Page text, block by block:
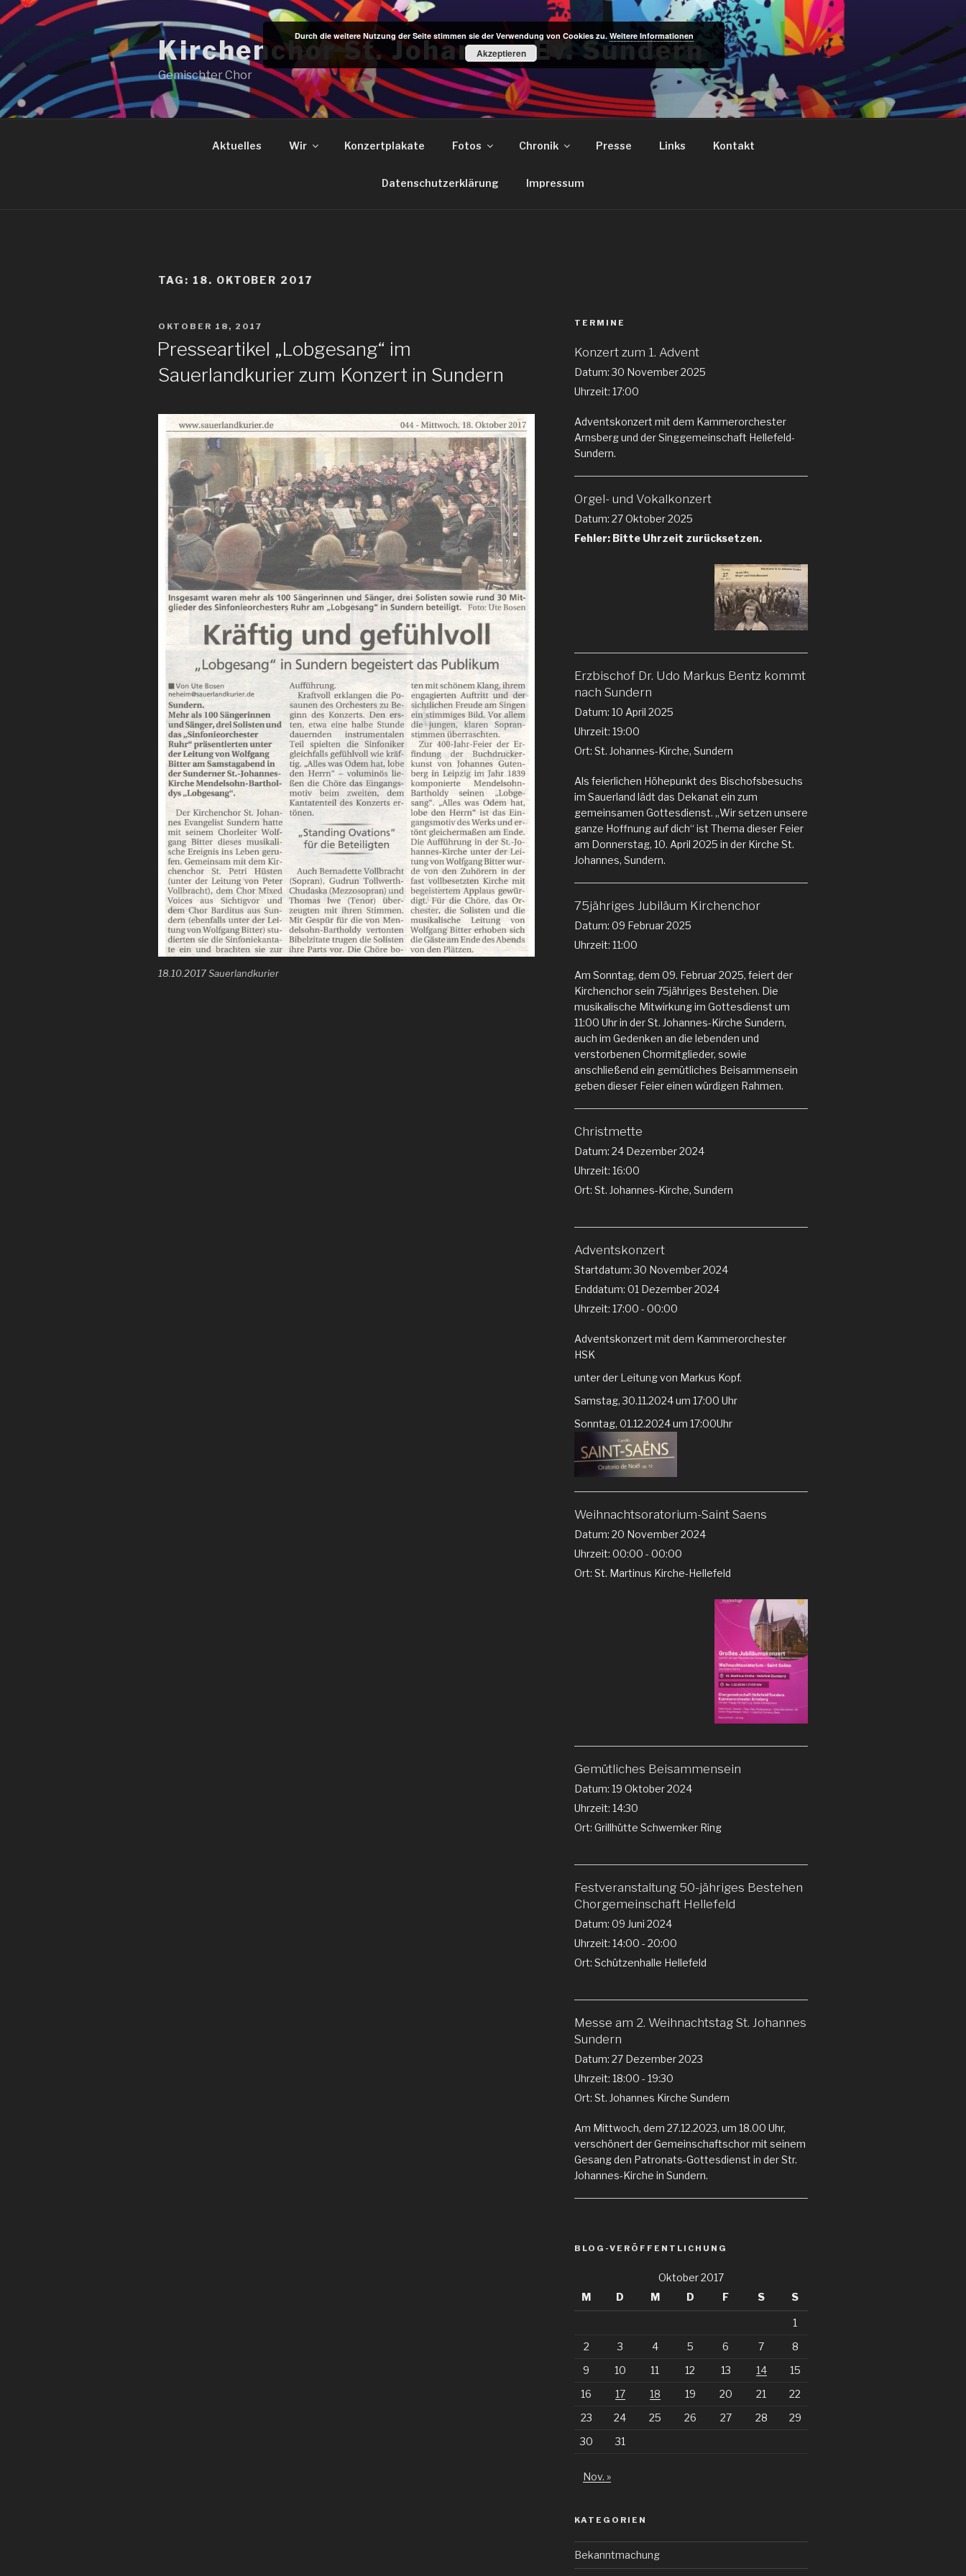
Zum
Inhalt
Kirchenchor St. Johannes Ev. Sundern
Gemischter Chor
Aktuelles Wir Konzertplakate Fotos Chronik Presse Links Kontakt
Datenschutzerklärung Impressum
TAG: 18. OKTOBER 2017
VERÖFFENTLICHT
AM
OKTOBER 18, 2017
Presseartikel „Lobgesang“ im
Sauerlandkurier zum Konzert in Sundern
18.10.2017 Sauerlandkurier
TERMINE
Konzert zum 1. Advent
Datum:30 November 2025
Uhrzeit: 17:00
Adventskonzert mit dem Kammerorchester
Arnsberg und der Singgemeinschaft Hellefeld-
Sundern.
Orgel- und Vokalkonzert
Datum: 27 Oktober 2025
Fehler: Bitte Uhrzeit zurücksetzen.
Erzbischof Dr. Udo Markus Bentz kommt
nach Sundern
Datum: 10 April 2025
Uhrzeit: 19:00
Ort: St. Johannes-Kirche, Sundern
Als feierlichen Höhepunkt des Bischofsbesuchs
im Sauerland lädt das Dekanat ein zum
gemeinsamen Gottesdienst. „Wir setzen unsere
ganze Hoffnung auf dich“ ist Thema dieser Feier
am Donnerstag, 10. April 2025 in der Kirche St.
Johannes, Sundern.
75jähriges Jubiläum Kirchenchor
Datum: 09 Februar 2025
Uhrzeit: 11:00
Am Sonntag, dem 09. Februar 2025, feiert der
Kirchenchor sein 75jähriges Bestehen. Die
musikalische Mitwirkung im Gottesdienst um
11:00 Uhr in der St. Johannes-Kirche Sundern,
auch im Gedenken an die lebenden und
verstorbenen Chormitglieder, sowie
anschließend ein gemütliches Beisammensein
geben dieser Feier einen würdigen Rahmen.
Christmette
Datum: 24 Dezember 2024
Uhrzeit: 16:00
Ort: St. Johannes-Kirche, Sundern
Adventskonzert
Startdatum:30 November 2024
Enddatum: 01 Dezember 2024
Uhrzeit: 17:00 - 00:00
Adventskonzert mit dem Kammerorchester
HSK
unter der Leitung von Markus Kopf.
Samstag, 30.11.2024 um 17:00 Uhr
Sonntag, 01.12.2024 um 17:00Uhr
Weihnachtsoratorium-Saint Saens
Datum: 20 November 2024
Uhrzeit: 00:00 - 00:00
Ort: St. Martinus Kirche-Hellefeld
Gemütliches Beisammensein
Datum: 19 Oktober 2024
Uhrzeit: 14:30
Ort: Grillhütte Schwemker Ring
Festveranstaltung 50-jähriges Bestehen
Chorgemeinschaft Hellefeld
Datum: 09 Juni 2024
Uhrzeit: 14:00 - 20:00
Ort: Schützenhalle Hellefeld
Messe am 2. Weihnachtstag St. Johannes
Sundern
Datum: 27 Dezember 2023
Uhrzeit: 18:00 - 19:30
Ort: St. Johannes Kirche Sundern
Am Mittwoch, dem 27.12.2023, um 18.00 Uhr,
verschönert der Gemeinschaftschor mit seinem
Gesang den Patronats-Gottesdienst in der Str.
Johannes-Kirche in Sundern.
BLOG-VERÖFFENTLICHUNG
Oktober 2017
M
D M D F S S
1
2
3 4 5 6 7
8
9
10 11 12 13 14
15
16
17 18 19 20 21
22
23
24 25 26 27 28
29
30
31
Nov. »
KATEGORIEN
Bekanntmachung
Durch die weitere Nutzung der Seite stimmen sie der Verwendung von Cookies zu.Weitere Informationen
Akzeptieren